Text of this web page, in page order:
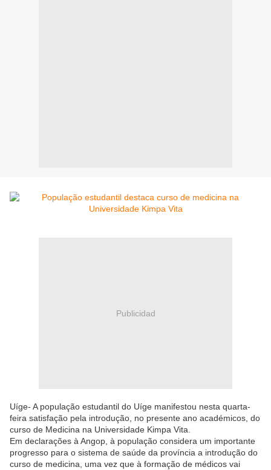
Publicidad
Uíge- A população estudantil do Uíge manifestou nesta quarta-
feira satisfação pela introdução, no presente ano académicos, do
curso de Medicina na Universidade Kimpa Vita.
Em declarações à Angop, à população considera um importante
progresso para o sistema de saúde da província a introdução do
curso de medicina, uma vez que à formação de médicos vai